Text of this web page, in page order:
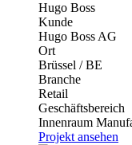
Hugo Boss
Kunde
Hugo Boss AG
Ort
Brüssel / BE
Branche
Retail
Geschäftsbereich
Innenraum
Projekt ansehen